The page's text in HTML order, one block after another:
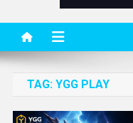
TAG: YGG PLAY